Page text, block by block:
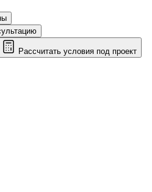
Рассчитать условия под проект